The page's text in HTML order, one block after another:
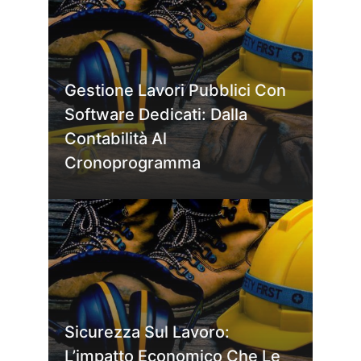
Gestione Lavori Pubblici Con
Software Dedicati: Dalla
Contabilità Al
Cronoprogramma
Sicurezza Sul Lavoro:
L’impatto Economico Che Le